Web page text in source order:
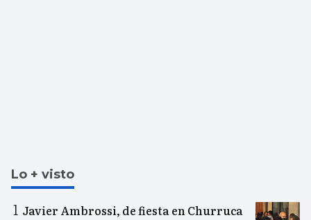
Lo + visto
Javier Ambrossi, de fiesta en Churruca